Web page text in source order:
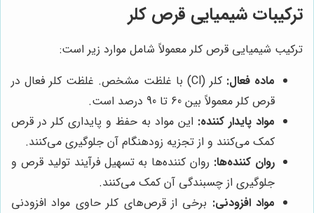
ترکیبات شیمیایی قرص کلر
ترکیب شیمیایی قرص کلر معمولاً شامل موارد زیر است:
ماده فعال:
کلر (Cl) با غلظت مشخص. غلظت کلر فعال در
قرص کلر معمولاً بین 60 تا 90 درصد است.
مواد پایدار کننده: این مواد به حفظ و پایداری کلر در قرص
کمک می‌کنند و از تجزیه زودهنگام آن جلوگیری می‌کنند.
روان کننده‌ها: روان کننده‌ها به تسهیل فرآیند تولید قرص و
جلوگیری از چسبندگی آن کمک می‌کنند.
مواد افزودنی: برخی از قرص‌های کلر حاوی مواد افزودنی